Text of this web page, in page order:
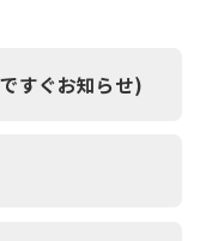
すぐお知らせ)